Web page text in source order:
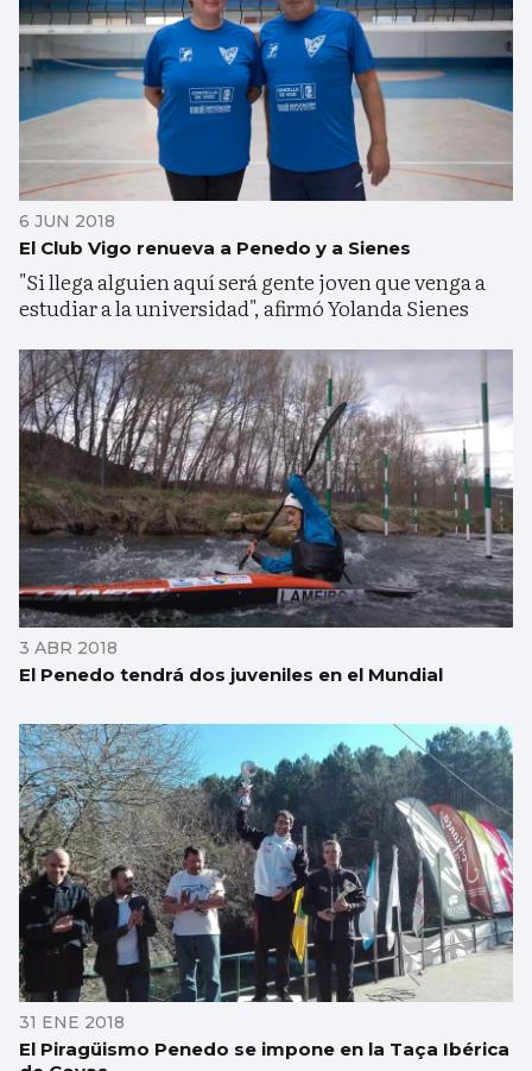
6 JUN 2018
El Club Vigo renueva a Penedo y a Sienes
"Si llega alguien aquí será gente joven que venga a
estudiar a la universidad", afirmó Yolanda Sienes
3 ABR 2018
El Penedo tendrá dos juveniles en el Mundial
31 ENE 2018
El Piragüismo Penedo se impone en la Taça Ibérica